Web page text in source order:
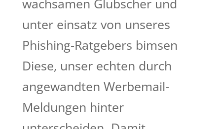
wachsamen Glubscher und
unter einsatz von unseres
Phishing-Ratgebers bimsen
Diese, unser echten durch
angewandten Werbemail-
Meldungen hinter